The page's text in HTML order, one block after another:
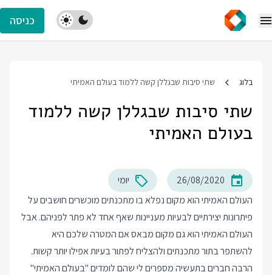
כניסה
בלוג שתי סיבות שבגללן קשה ללמוד בעולם האמיתי
שתי סיבות שבגללן קשה ללמוד
בעולם האמיתי
26/08/2020
יומי
העולם האמיתי הוא מקום נפלא בו מתכנתים מוכשרים חושבים על
פיתרונות יצירתיים לבעיות מעניינות שאף אחד לא פתר לפניהם. אבל
העולם האמיתי הוא גם מקום מבאס אם המטרה שלכם היא
להשתפר בתור מתכנתים ולהצליח לפתור בעיות אפילו יותר קשות.
הרבה חברים בתעשיה מספרים לי שהם לומדים "בעולם האמיתי"